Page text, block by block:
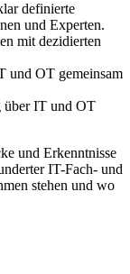
definierte
und Experten.
mit dezidierten
und OT gemeinsam
über IT und OT
und Erkenntnisse
IT-Fach- und
stehen und wo